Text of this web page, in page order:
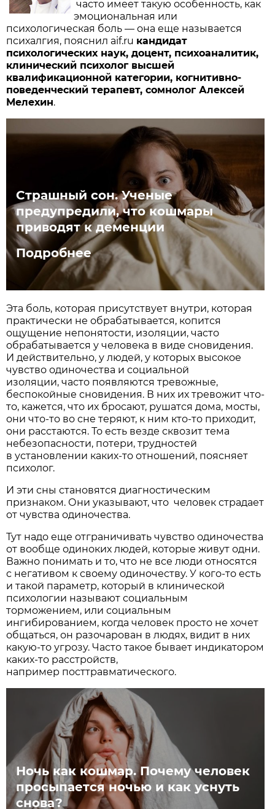
часто имеет такую особенность, как
эмоциональная или
психологическая боль — она еще называется
психалгия, пояснил aif.ru кандидат
психологических наук, доцент, психоаналитик,
клинический психолог высшей
квалификационной категории, когнитивно-
поведенческий терапевт, сомнолог Алексей
Мелехин.
Страшный сон. Ученые
предупредили, что кошмары
приводят к деменции
Подробнее
Эта боль, которая присутствует внутри, которая
практически не обрабатывается, копится
ощущение непонятости, изоляции, часто
обрабатывается у человека в виде сновидения.
И действительно, у людей, у которых высокое
чувство одиночества и социальной
изоляции, часто появляются тревожные,
беспокойные сновидения. В них их тревожит что-
то, кажется, что их бросают, рушатся дома, мосты,
они что-то во сне теряют, к ним кто-то приходит,
они расстаются. То есть везде сквозит тема
небезопасности, потери, трудностей
в установлении каких-то отношений, поясняет
психолог.
И эти сны становятся диагностическим
признаком. Они указывают, что человек страдает
от чувства одиночества.
Тут надо еще отграничивать чувство одиночества
от вообще одиноких людей, которые живут одни.
Важно понимать и то, что не все люди относятся
с негативом к своему одиночеству. У кого-то есть
и такой параметр, который в клинической
психологии называют социальным
торможением, или социальным
ингибированием, когда человек просто не хочет
общаться, он разочарован в людях, видит в них
какую-то угрозу. Часто такое бывает индикатором
каких-то расстройств,
например посттравматического.
Ночь как кошмар. Почему человек
просыпается ночью и как уснуть
снова?